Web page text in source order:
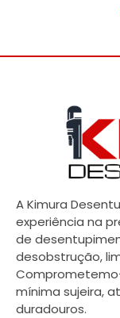
A Kimura
experiência na
de
desobstrução,
mínima sujeira,
duradouros.